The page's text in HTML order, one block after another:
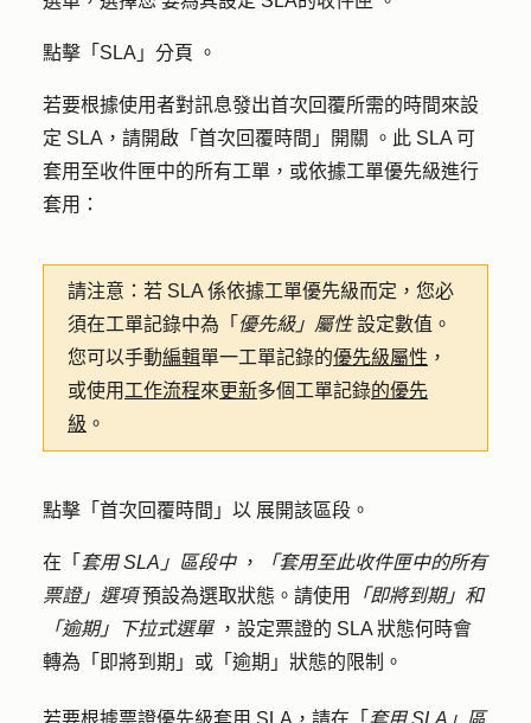
點擊「 SLA」分頁 。
若要根據使用者對訊息發出首次回覆所需的時間來設
定 SLA，請開啟「 首次回覆時間」開關
。此 SLA 可
套用至收件匣中的所有工單，或依據工單優先級進行
套用：
請注意：若 SLA 係依據工單優先級而定，您必
須在工單記錄中為「 優先級」屬性設定數值。
您可以手動編輯單一工單記錄的優先級屬性 ，
或使用 工作流程來更新多個工單記錄的優先
級 。
點擊 「首次回覆時間」以 展開該區段。
在「 套用 SLA」區段中 ，
「套用至此收件匣中的所有
票證」選項預設為選取狀態。請使用
「即將到期」和
「逾期」下拉式選單 ，設定票證的 SLA 狀態何時會
轉為「即將到期」或「逾期」狀態的限制。